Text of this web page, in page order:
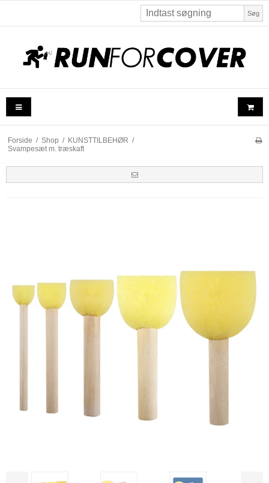
Søg
Forside / Shop / KUNSTTILBEHØR /
Svampesæt m. træskaft